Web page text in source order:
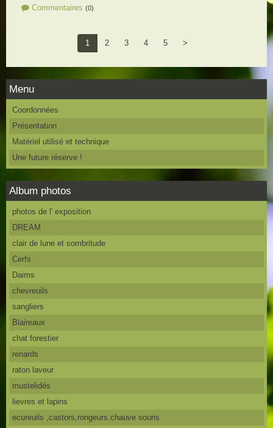
Commentaires (0)
1 2 3 4 5 >
Menu
Coordonnées
Présentation
Matériel utilisé et technique
Une future réserve !
Album photos
photos de l' exposition
DREAM
clair de lune et sombritude
Cerfs
Daims
chevreuils
sangliers
Blaireaux
chat forestier
renards
raton laveur
mustelidés
lievres et lapins
ecureuils ,castors,rongeurs,chauve souris